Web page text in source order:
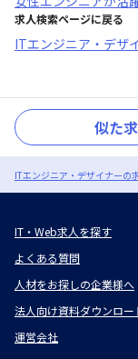
求人検索ページに戻る
ITエンジニア・デザ
似た
ITエンジニア・デザイナーの
IT・Web求人を探す
よくある質問
人材をお探しの企業様へ
法人向け資料ダウンロー
運営会社